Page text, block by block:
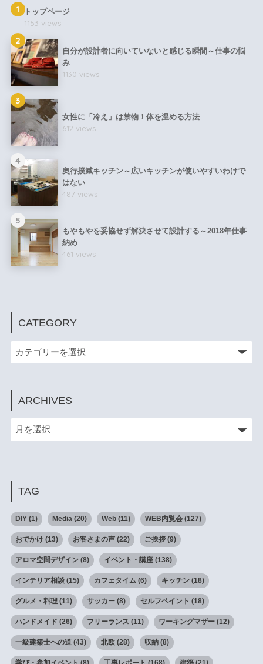
1 トップページ
1153 views
2
自分が設計者に向いていないと感じる瞬間～仕事の悩
み
1130 views
3
女性に「冷え」は禁物！体を温める方法
612 views
4
奥行撲滅キッチン～広いキッチンが使いやすいわけで
はない
487 views
5
もやもやを妥協せず解決させて設計する～2018年仕事
納め
461 views
CATEGORY
ARCHIVES
TAG
DIY(1) Media(20) Web(11) WEB内覧会(127)
おでかけ(13) お客さまの声(22) ご挨拶(9)
アロマ空間デザイン(8) イベント・講座(138)
インテリア相談(15) カフェタイム(6) キッチン(18)
グルメ・料理(11) サッカー(8) セルフペイント (18)
ハンドメイド (26) フリーランス (11) ワーキングマザー(12)
一級建築士への道(43) 北欧(28) 収納(8)